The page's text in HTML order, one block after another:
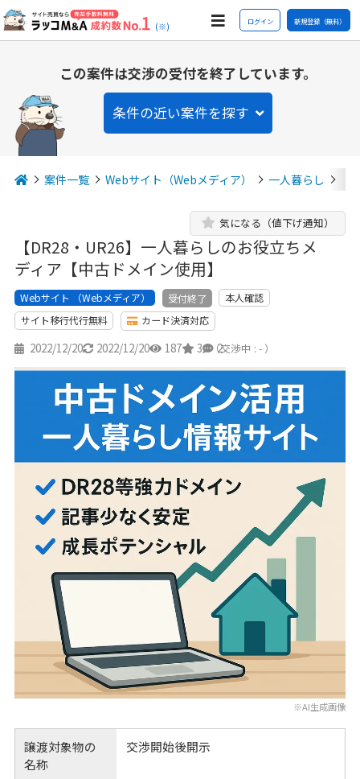
(※) ログイン 新規登録（無料）
この案件は交渉の受付を終了しています。
条件の近い案件を探す
案件一覧 Webサイト（Webメディア） 一人暮らし
【DR28・UR26】一人暮らしのお役立ちメ
ディア【中古ドメイン使用】
気になる（値下げ通知）
Webサイト （Webメディア） 受付終了
本人確認
サイト移行代行無料
カード決済対応
2022/12/20 2022/12/20 187 3 2
（交渉中 : - ）
※AI生成画像
譲渡対象物の
名称
交渉開始後開示